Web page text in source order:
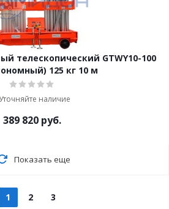
телескопический GTWY10-100
125 кг 10 м
наличие
389 820 руб.
Показать еще
1 2 3